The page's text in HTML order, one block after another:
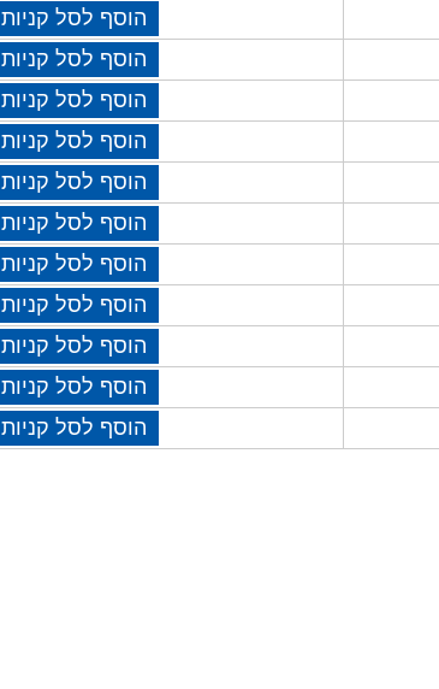
הוסף לסל קניות
הוסף לסל קניות
הוסף לסל קניות
הוסף לסל קניות
הוסף לסל קניות
הוסף לסל קניות
הוסף לסל קניות
הוסף לסל קניות
הוסף לסל קניות
הוסף לסל קניות
הוסף לסל קניות